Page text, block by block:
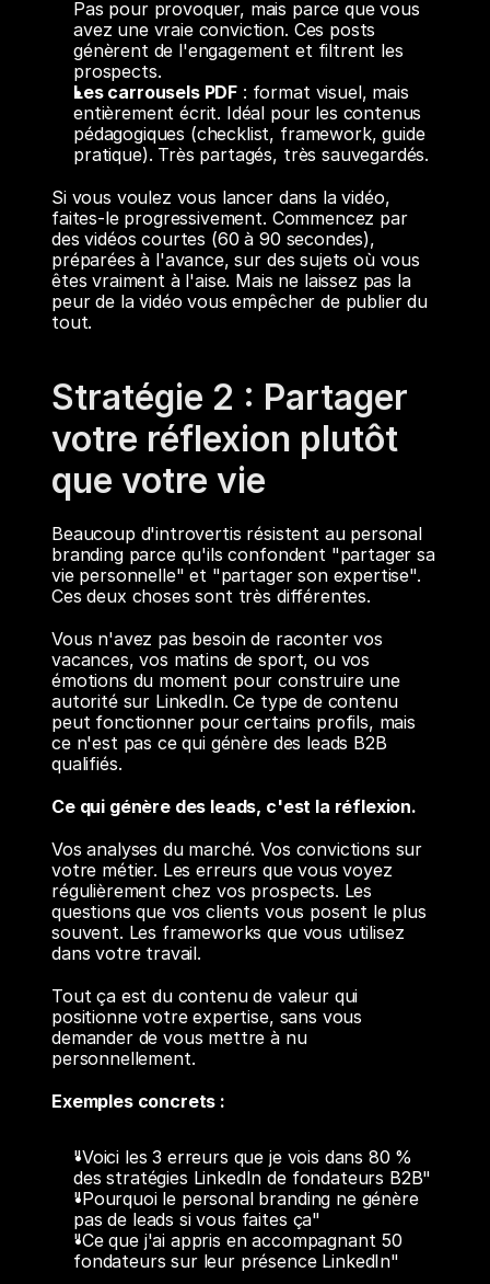
Pas pour provoquer, mais parce que vous
avez une vraie conviction. Ces posts
génèrent de l'engagement et filtrent les
prospects.
Les carrousels PDF : format visuel, mais
entièrement écrit. Idéal pour les contenus
pédagogiques (checklist, framework, guide
pratique). Très partagés, très sauvegardés.
Si vous voulez vous lancer dans la vidéo,
faites-le progressivement. Commencez par
des vidéos courtes (60 à 90 secondes),
préparées à l'avance, sur des sujets où vous
êtes vraiment à l'aise. Mais ne laissez pas la
peur de la vidéo vous empêcher de publier du
tout.
Stratégie 2 : Partager
votre réflexion plutôt
que votre vie
Beaucoup d'introvertis résistent au personal
branding parce qu'ils confondent "partager sa
vie personnelle" et "partager son expertise".
Ces deux choses sont très différentes.
Vous n'avez pas besoin de raconter vos
vacances, vos matins de sport, ou vos
émotions du moment pour construire une
autorité sur LinkedIn. Ce type de contenu
peut fonctionner pour certains profils, mais
ce n'est pas ce qui génère des leads B2B
qualifiés.
Ce qui génère des leads, c'est la réflexion.
Vos analyses du marché. Vos convictions sur
votre métier. Les erreurs que vous voyez
régulièrement chez vos prospects. Les
questions que vos clients vous posent le plus
souvent. Les frameworks que vous utilisez
dans votre travail.
Tout ça est du contenu de valeur qui
positionne votre expertise, sans vous
demander de vous mettre à nu
personnellement.
Exemples concrets :
"Voici les 3 erreurs que je vois dans 80 %
des stratégies LinkedIn de fondateurs B2B"
"Pourquoi le personal branding ne génère
pas de leads si vous faites ça"
"Ce que j'ai appris en accompagnant 50
fondateurs sur leur présence LinkedIn"